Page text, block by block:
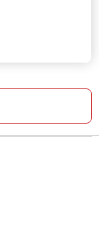
Chien et Chat